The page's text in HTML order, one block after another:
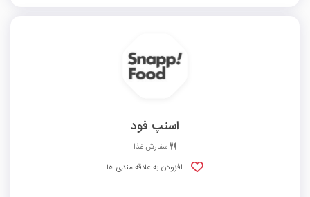
اسنپ فود
سفارش غذا
افزودن به علاقه مندی ها